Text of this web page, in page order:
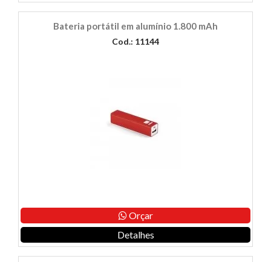
Bateria portátil em alumínio 1.800 mAh
Cod.: 11144
Orçar
Detalhes